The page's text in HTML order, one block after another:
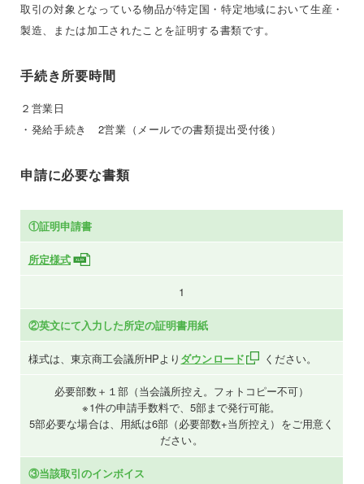
取引の対象となっている物品が特定国・特定地域において生産・
製造、または加工されたことを証明する書類です。
手続き所要時間
２営業日
・発給手続き 2営業（メールでの書類提出受付後）
申請に必要な書類
①証明申請書
所定様式
1
②英文にて入力した所定の証明書用紙
様式は、東京商工会議所HPより ダウンロード ください。
必要部数＋１部（当会議所控え。フォトコピー不可）
※1件の申請手数料で、5部まで発行可能。
5部必要な場合は、用紙は6部（必要部数+当所控え）をご用意く
ださい。
③当該取引のインボイス